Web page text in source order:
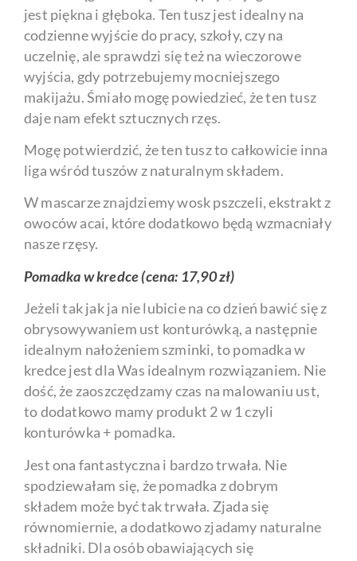
jest piękna i głęboka. Ten tusz jest idealny na
codzienne wyjście do pracy, szkoły, czy na
uczelnię, ale sprawdzi się też na wieczorowe
wyjścia, gdy potrzebujemy mocniejszego
makijażu. Śmiało mogę powiedzieć, że ten tusz
daje nam efekt sztucznych rzęs.
Mogę potwierdzić, że ten tusz to całkowicie inna
liga wśród tuszów z naturalnym składem.
W mascarze znajdziemy wosk pszczeli, ekstrakt z
owoców acai, które dodatkowo będą wzmacniały
nasze rzęsy.
Pomadka w kredce (cena: 17,90 zł)
Jeżeli tak jak ja nie lubicie na co dzień bawić się z
obrysowywaniem ust konturówką, a następnie
idealnym nałożeniem szminki, to pomadka w
kredce jest dla Was idealnym rozwiązaniem. Nie
dość, że zaoszczędzamy czas na malowaniu ust,
to dodatkowo mamy produkt 2 w 1 czyli
konturówka + pomadka.
Jest ona fantastyczna i bardzo trwała. Nie
spodziewałam się, że pomadka z dobrym
składem może być tak trwała. Zjada się
równomiernie, a dodatkowo zjadamy naturalne
składniki. Dla osób obawiających się